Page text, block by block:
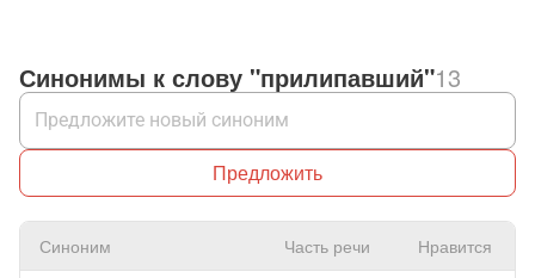
Синонимы к слову "прилипавший"13
Предложить
Синоним Часть речи Нравится